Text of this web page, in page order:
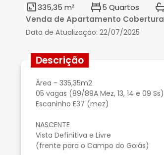
335,35 m² 5 Quartos
Venda de Apartamento Cobertura
Data de Atualização: 22/07/2025
Descrição
Área - 335,35m2
05 vagas (89/89A Mez, 13, 14 e 09 Ss)
Escaninho E37 (mez)
NASCENTE
Vista Definitiva e Livre
(frente para o Campo do Goiás)